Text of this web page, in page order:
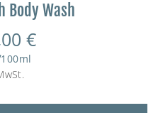
Body Wash
€
100ml